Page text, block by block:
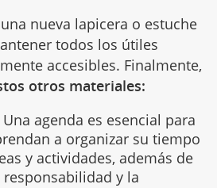
nueva lapicera o estuche
todos los útiles
accesibles. Finalmente,
otros materiales:
Una agenda es esencial para
a organizar su tiempo
y actividades, además de
y la